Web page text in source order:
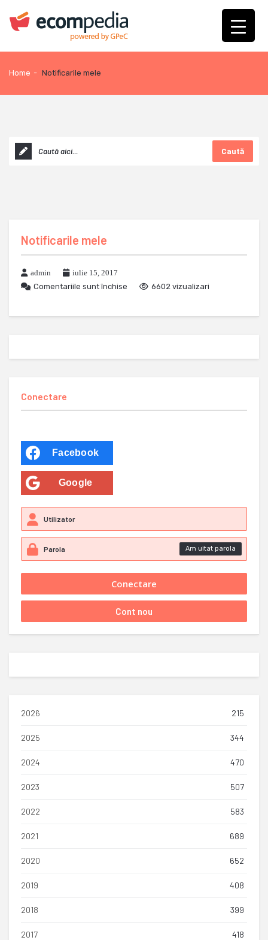
Home - Notificarile mele
Caută
Notificarile mele
admin
iulie 15, 2017
Comentariile sunt închise
6602 vizualizari
Conectare
Facebook
Google
Am uitat parola
2026 215
2025 344
2024 470
2023 507
2022 583
2021 689
2020 652
2019 408
2018 399
2017 418